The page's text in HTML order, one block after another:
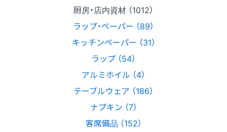
厨房・店内資材 （1012）
ラップ・ペーパー （89）
キッチンペーパー （31）
ラップ （54）
アルミホイル （4）
テーブルウェア （186）
ナプキン （7）
客席備品 （152）